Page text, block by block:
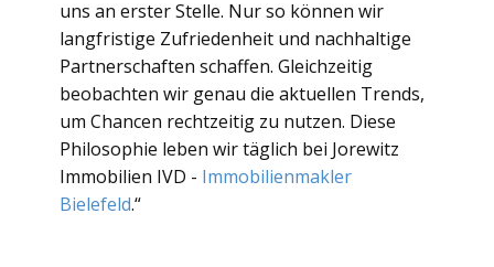
uns an erster Stelle. Nur so können wir
langfristige Zufriedenheit und nachhaltige
Partnerschaften schaffen. Gleichzeitig
beobachten wir genau die aktuellen Trends,
um Chancen rechtzeitig zu nutzen. Diese
Philosophie leben wir täglich bei Jorewitz
Immobilien IVD - Immobilienmakler
Bielefeld.“